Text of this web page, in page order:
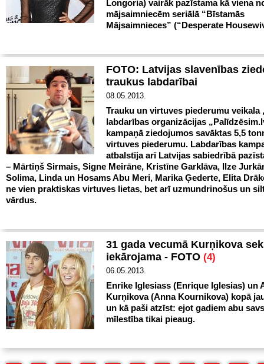
Longoria) vairāk pazīstama kā viena
mājsaimniecēm seriālā “Bīstamās
Mājsaimnieces” (“Desperate
FOTO: Latvijas slavenības
traukus labdarībai
08.05.2013.
Trauku un virtuves piederumu veikala
labdarības organizācijas
kampaņā ziedojumos savāktas 5,5
virtuves piederumu. Labdarības
atbalstīja arī Latvijas sabiedrībā
– Mārtiņš Sirmais, Signe Meirāne, Kristīne Garklāva, Ilze
Solima, Linda un Hosams Abu Meri, Marika Ģederte, Elita
ne vien praktiskas virtuves lietas, bet arī uzmundrinošus un
vārdus.
31 gada vecumā Kurņikova
iekārojama - FOTO (4)
06.05.2013.
Enrike Iglesiass (Enrique Iglesias) un
Kurņikova (Anna Kournikova) kopā
un kā paši atzīst: ejot gadiem abu
mīlestība tikai pieaug.